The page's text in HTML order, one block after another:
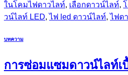
ในโคมไฟดาวไลท์, เลือกดาวน์ไลท์,
วน์ไลท์ LED,ไฟ led ดาวน์ไลท์,ไฟด
บทความ
การซ่อมแซมดาวน์ไลท์เ